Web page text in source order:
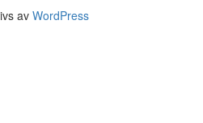
avWordPress